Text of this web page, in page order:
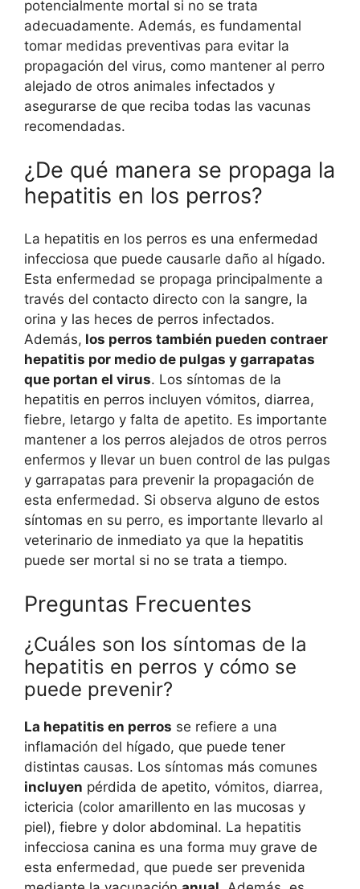
potencialmente mortal si no se trata
adecuadamente. Además, es fundamental
tomar medidas preventivas para evitar la
propagación del virus, como mantener al perro
alejado de otros animales infectados y
asegurarse de que reciba todas las vacunas
recomendadas.
¿De qué manera se propaga la
hepatitis en los perros?
La hepatitis en los perros es una enfermedad
infecciosa que puede causarle daño al hígado.
Esta enfermedad se propaga principalmente a
través del contacto directo con la sangre, la
orina y las heces de perros infectados.
Además, los perros también pueden contraer
hepatitis por medio de pulgas y garrapatas
que portan el virus. Los síntomas de la
hepatitis en perros incluyen vómitos, diarrea,
fiebre, letargo y falta de apetito. Es importante
mantener a los perros alejados de otros perros
enfermos y llevar un buen control de las pulgas
y garrapatas para prevenir la propagación de
esta enfermedad. Si observa alguno de estos
síntomas en su perro, es importante llevarlo al
veterinario de inmediato ya que la hepatitis
puede ser mortal si no se trata a tiempo.
Preguntas Frecuentes
¿Cuáles son los síntomas de la
hepatitis en perros y cómo se
puede prevenir?
La hepatitis en perros se refiere a una
inflamación del hígado, que puede tener
distintas causas. Los síntomas más comunes
incluyen pérdida de apetito, vómitos, diarrea,
ictericia (color amarillento en las mucosas y
piel), fiebre y dolor abdominal. La hepatitis
infecciosa canina es una forma muy grave de
esta enfermedad, que puede ser prevenida